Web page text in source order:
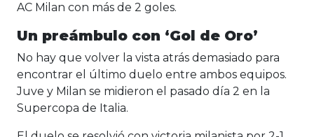
AC Milan con más de 2 goles.
Un preámbulo con ‘Gol de Oro’
No hay que volver la vista atrás demasiado para
encontrar el último duelo entre ambos equipos.
Juve y Milan se midieron el pasado día 2 en la
Supercopa de Italia.